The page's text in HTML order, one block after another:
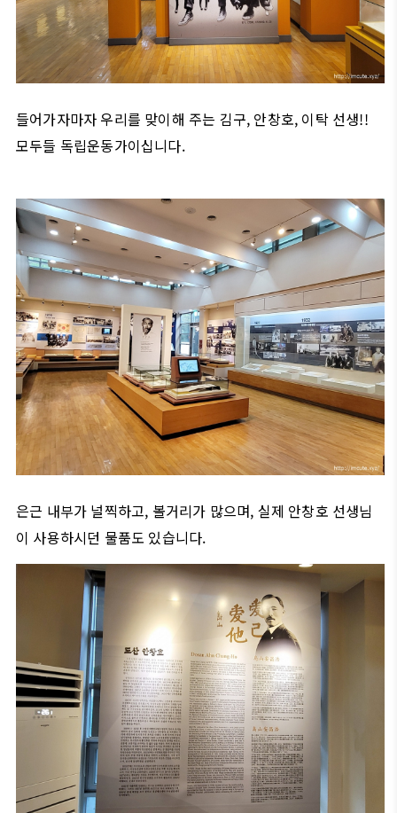
들어가자마자 우리를 맞이해 주는 김구, 안창호, 이탁 선생!!
모두들 독립운동가이십니다.
은근 내부가 널찍하고, 볼거리가 많으며, 실제 안창호 선생님
이 사용하시던 물품도 있습니다.